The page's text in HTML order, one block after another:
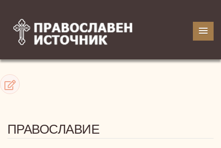
ПРАВОСЛАВИЕ